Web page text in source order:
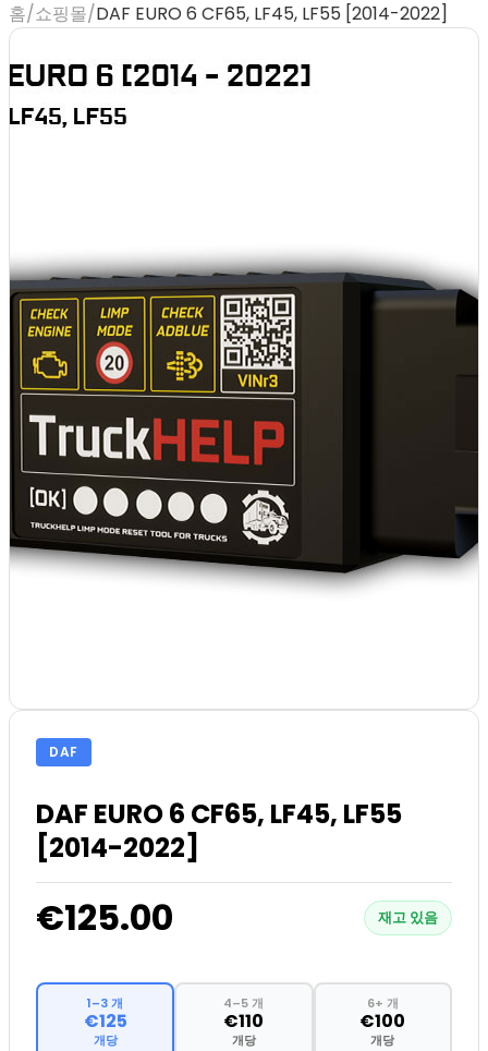
홈/쇼핑몰/DAF EURO 6 CF65, LF45, LF55 [2014-2022]
DAF
DAF EURO 6 CF65, LF45, LF55
[2014-2022]
€125.00 재고 있음
1–3 개
€125
개당
4–5 개
€110
개당
6+ 개
€100
개당